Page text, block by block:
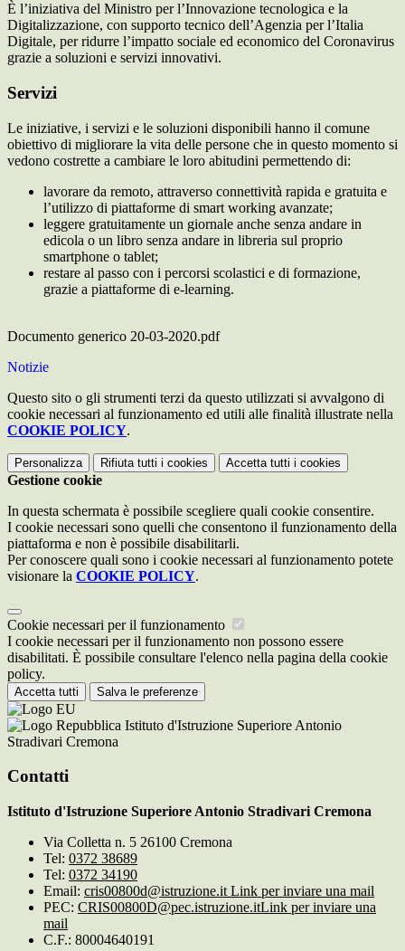
È l’iniziativa del Ministro per l’Innovazione tecnologica e la
Digitalizzazione, con supporto tecnico dell’Agenzia per l’Italia
Digitale, per ridurre l’impatto sociale ed economico del Coronavirus
grazie a soluzioni e servizi innovativi.
Servizi
Le iniziative, i servizi e le soluzioni disponibili hanno il comune
obiettivo di migliorare la vita delle persone che in questo momento si
vedono costrette a cambiare le loro abitudini permettendo di:
lavorare da remoto, attraverso connettività rapida e gratuita e
l’utilizzo di piattaforme di smart working avanzate;
leggere gratuitamente un giornale anche senza andare in
edicola o un libro senza andare in libreria sul proprio
smartphone o tablet;
restare al passo con i percorsi scolastici e di formazione,
grazie a piattaforme di e-learning.
Documento generico 20-03-2020.pdf
Notizie
Questo sito o gli strumenti terzi da questo utilizzati si avvalgono di
cookie necessari al funzionamento ed utili alle finalità illustrate nella
COOKIE POLICY.
Personalizza Rifiuta tutti i cookies Accetta tutti i cookies
Gestione cookie
In questa schermata è possibile scegliere quali cookie consentire.
I cookie necessari sono quelli che consentono il funzionamento della
piattaforma e non è possibile disabilitarli.
Per conoscere quali sono i cookie necessari al funzionamento potete
visionare la COOKIE POLICY.
Cookie necessari per il funzionamento
I cookie necessari per il funzionamento non possono essere
disabilitati. È possibile consultare l'elenco nella pagina della cookie
policy.
Accetta tutti Salva le preferenze
Istituto d'Istruzione Superiore Antonio
Stradivari Cremona
Contatti
Istituto d'Istruzione Superiore Antonio Stradivari Cremona
Via Colletta n. 5 26100 Cremona
Tel: 0372 38689
Tel: 0372 34190
Email: cris00800d@istruzione.it Link per inviare una mail
PEC: CRIS00800D@pec.istruzione.itLink per inviare una
mail
C.F.: 80004640191